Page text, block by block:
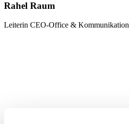
Rahel Raum
Leiterin CEO-Office & Kommunikation